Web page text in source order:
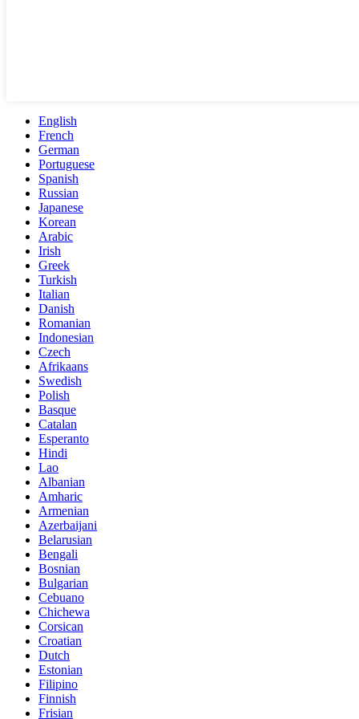
English
French
German
Portuguese
Spanish
Russian
Japanese
Korean
Arabic
Irish
Greek
Turkish
Italian
Danish
Romanian
Indonesian
Czech
Afrikaans
Swedish
Polish
Basque
Catalan
Esperanto
Hindi
Lao
Albanian
Amharic
Armenian
Azerbaijani
Belarusian
Bengali
Bosnian
Bulgarian
Cebuano
Chichewa
Corsican
Croatian
Dutch
Estonian
Filipino
Finnish
Frisian